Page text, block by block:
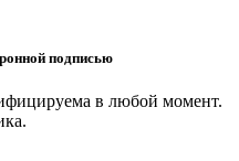
подписью
в любой момент.